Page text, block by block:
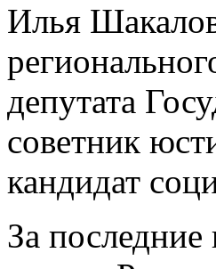
Илья
депутата
советник
кандидат
За